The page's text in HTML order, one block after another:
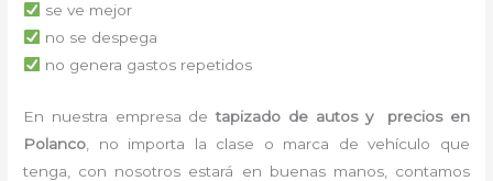
se ve mejor
no se despega
no genera gastos repetidos
En nuestra empresa detapizado de autos y precios en
Polanco , no importa la clase o marca de vehículo que
tenga, con nosotros estará en buenas manos, contamos